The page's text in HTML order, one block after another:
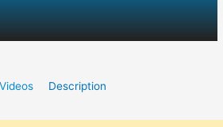
Videos Description